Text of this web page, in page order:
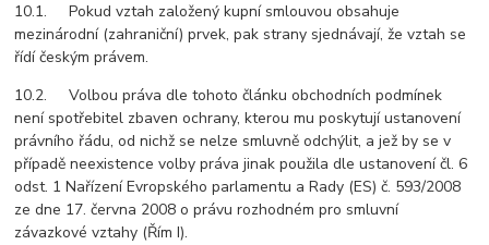
10.1. Pokud vztah založený kupní smlouvou obsahuje
mezinárodní (zahraniční) prvek, pak strany sjednávají, že vztah se
řídí českým právem.
10.2. Volbou práva dle tohoto článku obchodních podmínek
není spotřebitel zbaven ochrany, kterou mu poskytují ustanovení
právního řádu, od nichž se nelze smluvně odchýlit, a jež by se v
případě neexistence volby práva jinak použila dle ustanovení čl. 6
odst. 1 Nařízení Evropského parlamentu a Rady (ES) č. 593/2008
ze dne 17. června 2008 o právu rozhodném pro smluvní
závazkové vztahy (Řím I).